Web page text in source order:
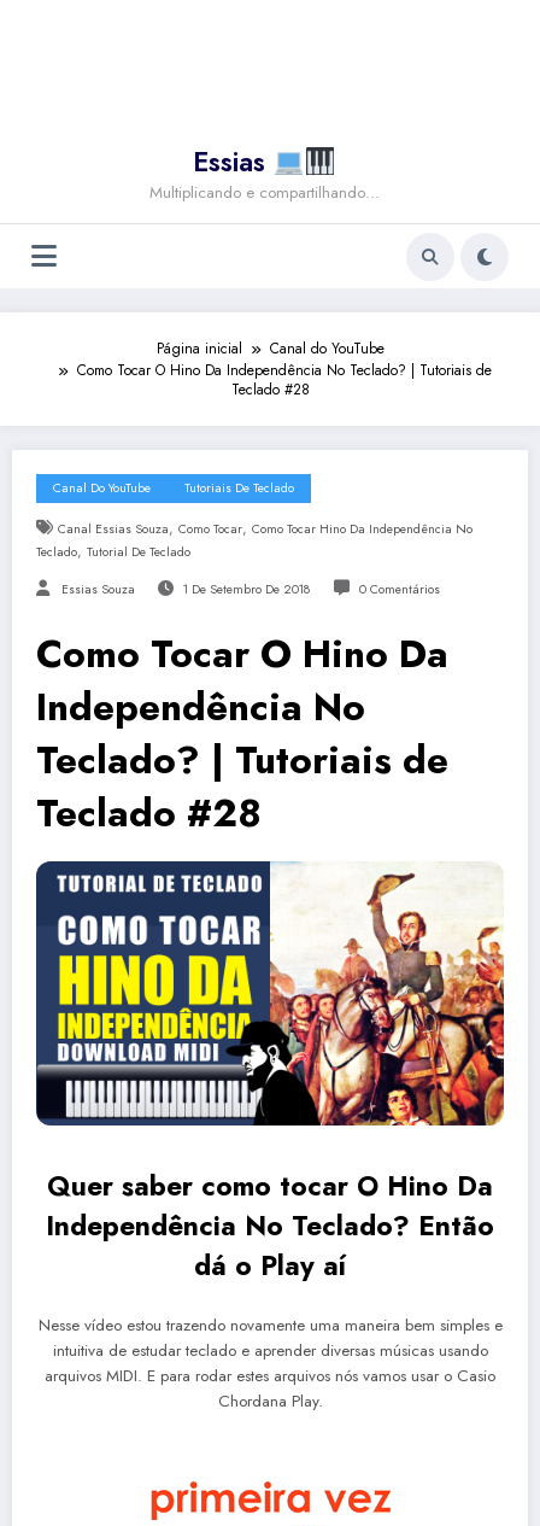
Essias
Multiplicando e compartilhando…
Página inicial
Canal do YouTube
Como Tocar O Hino Da Independência No Teclado? | Tutoriais de
Teclado #28
Canal Do YouTube Tutoriais De Teclado
Canal Essias Souza, Como Tocar, Como Tocar Hino Da Independência No
Teclado, Tutorial De Teclado
Essias Souza 1 De Setembro De 2018 0 Comentários
Como Tocar O Hino Da
Independência No
Teclado? | Tutoriais de
Teclado #28
Quer saber como tocar O Hino Da
Independência No Teclado? Então
dá o Play aí
Nesse vídeo estou trazendo novamente uma maneira bem simples e
intuitiva de estudar teclado e aprender diversas músicas usando
arquivos MIDI. E para rodar estes arquivos nós vamos usar o Casio
Chordana Play.